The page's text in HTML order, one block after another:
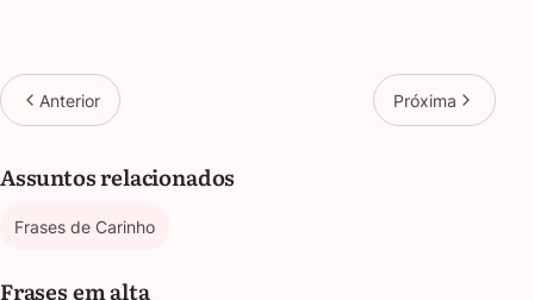
Anterior Próxima
Assuntos relacionados
Frases de Carinho
Frases em alta